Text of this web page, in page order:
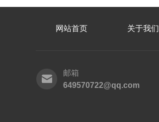
网站首页 关于我们
邮箱
649570722@qq.com